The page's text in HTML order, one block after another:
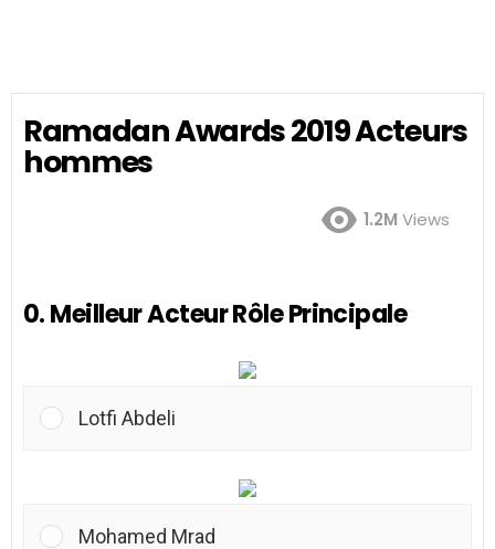
Ramadan Awards 2019 Acteurs
hommes
1.2M Views
0. Meilleur Acteur Rôle Principale
Lotfi Abdeli
Mohamed Mrad